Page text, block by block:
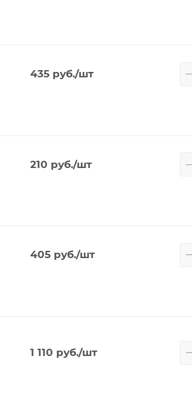
435руб./шт
210 руб./шт
405руб./шт
1 110 руб./шт